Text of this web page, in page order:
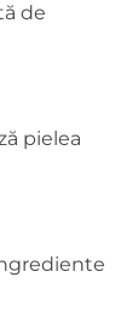
de
pielea